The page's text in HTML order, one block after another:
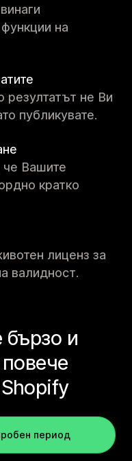
на
резултатът не Ви
публикувате.
че Вашите
кратко
лиценз за
валидност.
бързо и
период